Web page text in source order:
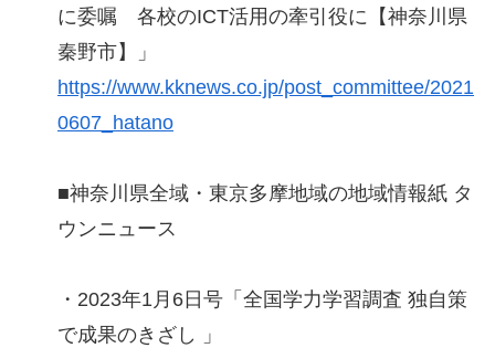
に委嘱 各校のICT活用の牽引役に【神奈川県
秦野市】」
https://www.kknews.co.jp/post_committee/2021
0607_hatano
■神奈川県全域・東京多摩地域の地域情報紙 タ
ウンニュース
・2023年1月6日号「全国学力学習調査 独自策
で成果のきざし 」